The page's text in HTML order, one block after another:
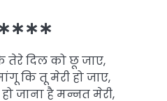
तेरे दिल को छू जाए,
कि तू मेरी हो जाए,
जाना है मन्नत मेरी,